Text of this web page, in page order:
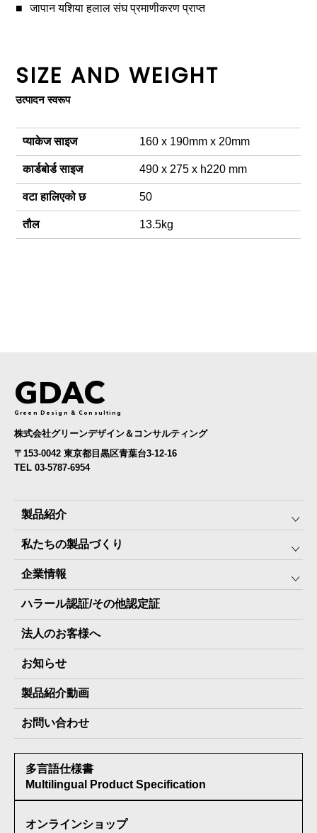
जापान यशिया हलाल संघ प्रमाणीकरण प्राप्त
SIZE AND WEIGHT
उत्पादन स्वरूप
प्याकेज साइज 160 x 190mm x 20mm
कार्डबोर्ड साइज 490 x 275 x h220 mm
वटा हालिएको छ 50
तौल 13.5kg
GDAC
Green Design & Consulting
株式会社グリーンデザイン＆コンサルティング
〒153-0042 東京都目黒区青葉台3-12-16
TEL 03-5787-6954
製品紹介
みんなの保存⾷
The Next Dekade10年保存
The Next Dekade7年保存
JARAペットフード7年保存
その他製品
私たちの製品づくり
SDGSへの取り組み
JARA(ペット⽤防災備蓄⾷)について
地産地消パッケージについて
企業情報
社⻑ご挨拶
スタッフ紹介
会社概要
製品納入実績
情報セキュリティ基本方針
受賞歴
ハラール認証/その他認定証
法人のお客様へ
お知らせ
製品紹介動画
お問い合わせ
多言語仕様書
Multilingual Product Specification
オンラインショップ